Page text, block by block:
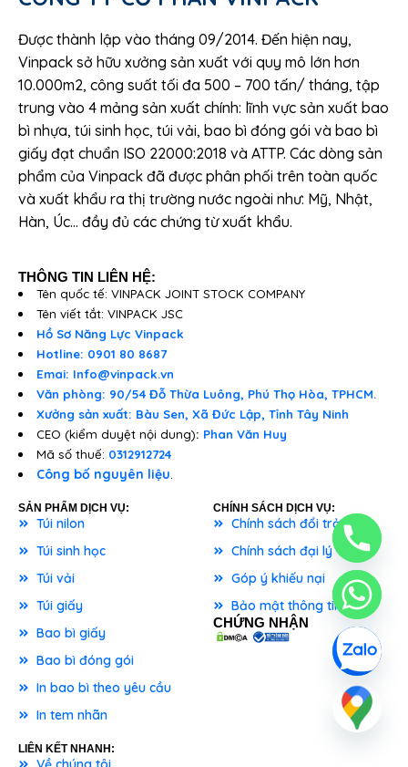
Được thành lập vào tháng 09/2014. Đến hiện nay,
Vinpack sở hữu xưởng sản xuất với quy mô lớn hơn
10.000m2, công suất tối đa 500 – 700 tấn/ tháng, tập
trung vào 4 mảng sản xuất chính: lĩnh vực sản xuất bao
bì nhựa, túi sinh học, túi vải, bao bì đóng gói và bao bì
giấy đạt chuẩn ISO 22000:2018 và ATTP. Các dòng sản
phẩm của Vinpack đã được phân phối trên toàn quốc
và xuất khẩu ra thị trường nước ngoài như: Mỹ, Nhật,
Hàn, Úc… đầy đủ các chứng từ xuất khẩu.
THÔNG TIN LIÊN HỆ:
Tên quốc tế: VINPACK JOINT STOCK COMPANY
Tên viết tắt: VINPACK JSC
Hồ Sơ Năng Lực Vinpack
Hotline: 0901 80 8687
Emai: Info@vinpack.vn
Văn phòng: 90/54 Đỗ Thừa Luông, Phú Thọ Hòa, TPHCM.
Xưởng sản xuất: Bàu Sen, Xã Đức Lập, Tỉnh Tây Ninh
CEO (kiểm duyệt nội dung): Phan Văn Huy
Mã số thuế: 0312912724
Công bố nguyên liệu.
SẢN PHẨM DỊCH VỤ:
Túi nilon
Túi sinh học
Túi vải
Túi giấy
Bao bì giấy
Bao bì đóng gói
In bao bì theo yêu cầu
In tem nhãn
CHÍNH SÁCH DỊCH VỤ:
Chính sách đổi trả
Chính sách đại lý
Góp ý khiếu nại
Bảo mật thông tin
CHỨNG NHẬN
LIÊN KẾT NHANH: